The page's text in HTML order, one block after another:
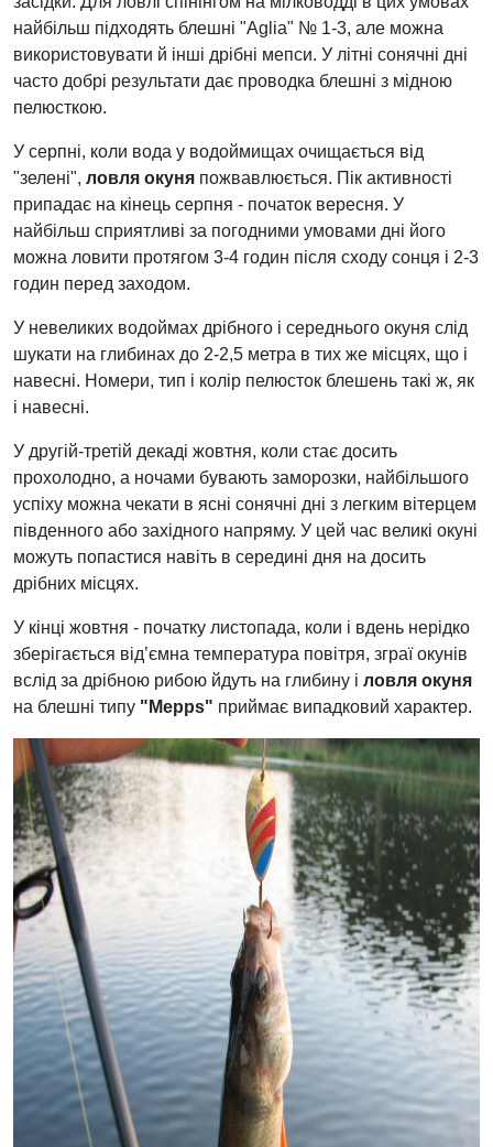
найбільш підходять блешні "Aglia" № 1-3, але можна
використовувати й інші дрібні мепси. У літні сонячні дні
часто добрі результати дає проводка блешні з мідною
пелюсткою.
У серпні, коли вода у водоймищах очищається від
"зелені", ловля окуня пожвавлюється. Пік активності
припадає на кінець серпня - початок вересня. У
найбільш сприятливі за погодними умовами дні його
можна ловити протягом 3-4 годин після сходу сонця і 2-3
годин перед заходом.
У невеликих водоймах дрібного і середнього окуня слід
шукати на глибинах до 2-2,5 метра в тих же місцях, що і
навесні. Номери, тип і колір пелюсток блешень такі ж, як
і навесні.
У другій-третій декаді жовтня, коли стає досить
прохолодно, а ночами бувають заморозки, найбільшого
успіху можна чекати в ясні сонячні дні з легким вітерцем
південного або західного напряму. У цей час великі окуні
можуть попастися навіть в середині дня на досить
дрібних місцях.
У кінці жовтня - початку листопада, коли і вдень нерідко
зберігається від’ємна температура повітря, зграї окунів
вслід за дрібною рибою йдуть на глибину і ловля окуня
на блешні типу "Mepps" приймає випадковий характер.